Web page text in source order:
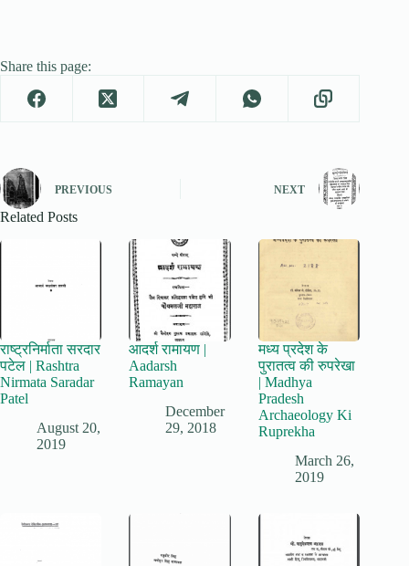
Share this page:
PREVIOUS NEXT
Related Posts
राष्ट्रनिर्माता सरदार
पटेल | Rashtra
Nirmata Saradar
Patel
August 20,
2019
आदर्श रामायण |
Aadarsh
Ramayan
December
29, 2018
मध्य प्रदेश के
पुरातत्व की रुपरेखा
| Madhya
Pradesh
Archaeology Ki
Ruprekha
March 26,
2019